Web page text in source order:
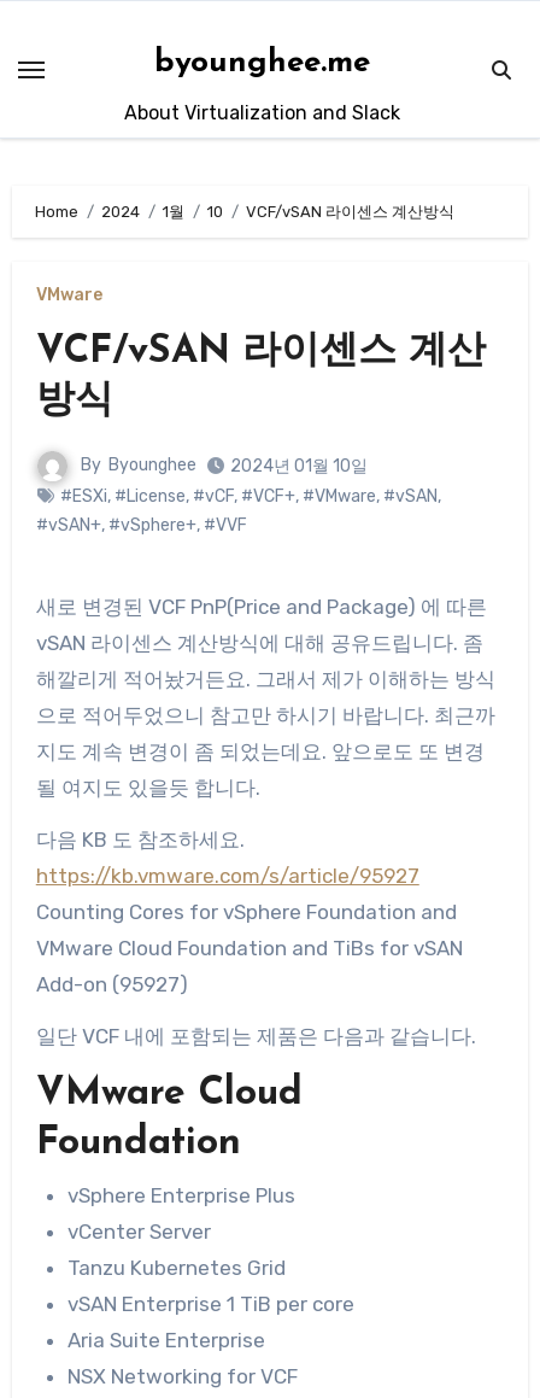
content
byounghee.me
About Virtualization and Slack
Home 2024 1월 10 VCF/vSAN 라이센스 계산방식
VMware
VCF/vSAN 라이센스 계산
방식
By Byounghee
2024년 01월 10일
#ESXi, #License, #vCF, #VCF+, #VMware, #vSAN,
#vSAN+, #vSphere+, #VVF
새로 변경된 VCF PnP(Price and Package) 에 따른
vSAN 라이센스 계산방식에 대해 공유드립니다. 좀
해깔리게 적어놨거든요. 그래서 제가 이해하는 방식
으로 적어두었으니 참고만 하시기 바랍니다. 최근까
지도 계속 변경이 좀 되었는데요. 앞으로도 또 변경
될 여지도 있을듯 합니다.
다음 KB 도 참조하세요.
https://kb.vmware.com/s/article/95927
Counting Cores for vSphere Foundation and
VMware Cloud Foundation and TiBs for vSAN
Add-on (95927)
일단 VCF 내에 포함되는 제품은 다음과 같습니다.
VMware Cloud
Foundation
vSphere Enterprise Plus
vCenter Server
Tanzu Kubernetes Grid
vSAN Enterprise 1 TiB per core
Aria Suite Enterprise
NSX Networking for VCF